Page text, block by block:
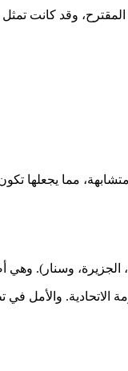
المقترح، وقد كانت